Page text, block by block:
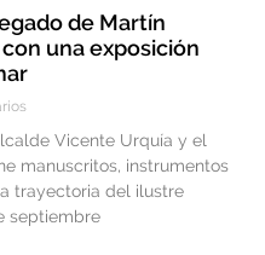
de Martín
una exposición
Vicente Urquía y el
manuscritos, instrumentos
trayectoria del ilustre
septiembre